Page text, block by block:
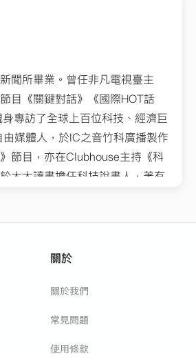
聞所畢業。曾任非凡電視臺主
目《關鍵對話》《國際HOT話
專訪了全球上百位科技、經濟巨
媒體人，於IC之音竹科廣播製作
節目，亦在Clubhouse主持《科
大大讀書擔任科技說書人，著有
關於
關於我們
常見問題
使用條款